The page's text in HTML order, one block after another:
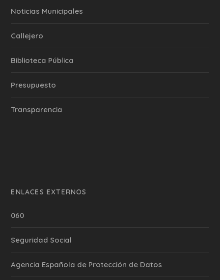
‎Noticias Municipales
Callejero
Biblioteca Pública
Presupuesto
Transparencia
ENLACES EXTERNOS
060
Seguridad Social
Agencia Española de Protección de Datos